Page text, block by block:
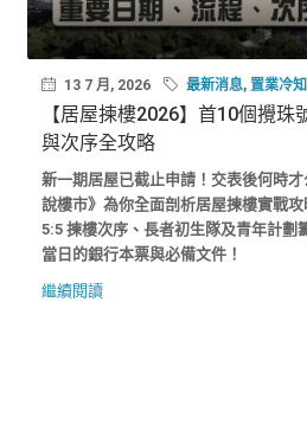
13 7 月, 2026 最新消息, 置業冷
【居屋揀樓2026】首10個攪珠
與次序全攻略
新一期居屋已截止申請！交表後何時
說樓市》為你全面剖析居屋揀樓實戰
5:5 揀樓次序、長者初生隊及青年計劃
當日的銀行本票與必備文件！
繼續閱讀